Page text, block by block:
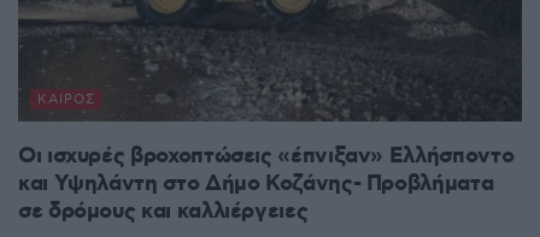
ΚΑΙΡΌΣ
Οι ισχυρές βροχοπτώσεις «έπνιξαν» Ελλήσποντο
και Υψηλάντη στο Δήμο Κοζάνης- Προβλήματα
σε δρόμους και καλλιέργειες